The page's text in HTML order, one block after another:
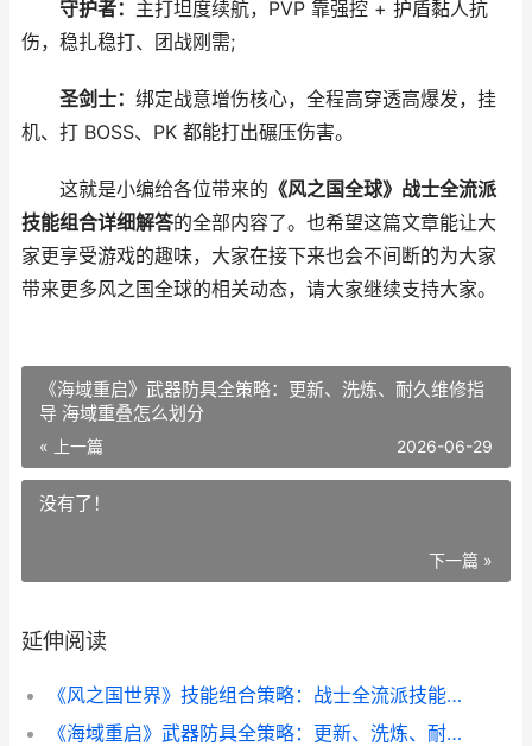
守护者： 主打坦度续航，PVP 靠强控 + 护盾黏人抗
伤，稳扎稳打、团战刚需;
圣剑士： 绑定战意增伤核心，全程高穿透高爆发，挂
机、打 BOSS、PK 都能打出碾压伤害。
这就是小编给各位带来的 《风之国全球》战士全流派
技能组合详细解答的全部内容了。也希望这篇文章能让大
家更享受游戏的趣味，大家在接下来也会不间断的为大家
带来更多风之国全球的相关动态，请大家继续支持大家。
《海域重启》武器防具全策略：更新、洗炼、耐久维修指
导 海域重叠怎么划分
« 上一篇 2026-06-29
没有了！
下一篇 »
延伸阅读
《风之国世界》技能组合策略：战士全流派技能组合详细解答 风之国世界下载
《海域重启》武器防具全策略：更新、洗炼、耐久维修指导 海域重叠怎么划分